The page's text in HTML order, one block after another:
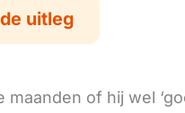
uitleg
of hij wel